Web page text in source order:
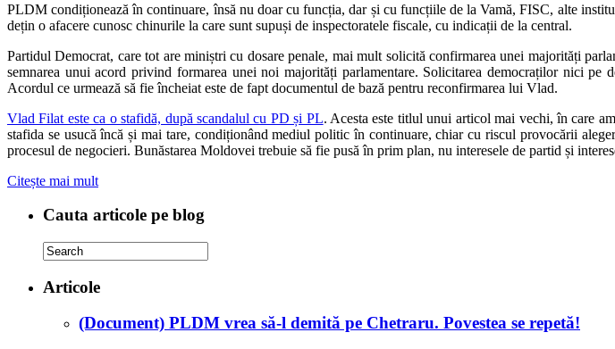
PLDM condiționează în continuare, însă nu doar cu funcția, dar și cu funcțiile de la Vamă, FISC, alte
dețin o afacere cunosc chinurile la care sunt supuși de inspectoratele fiscale, cu indicații de la central.
Partidul Democrat, care tot are miniștri cu dosare penale, mai mult solicită confirmarea unei majorități
semnarea unui acord privind formarea unei noi majorități parlamentare. Solicitarea democraților nici
Acordul ce urmează să fie încheiat este de fapt documentul de bază pentru reconfirmarea lui Vlad.
Vlad Filat este ca o stafidă, după scandalul cu PD și PL. Acesta este titlul unui articol mai vechi, în care
stafida se usucă încă și mai tare, condiționând mediul politic în continuare, chiar cu riscul provocării
procesul de negocieri. Bunăstarea Moldovei trebuie să fie pusă în prim plan, nu interesele de partid și
Citește mai mult
Cauta articole pe blog
Articole
(Document) PLDM vrea să-l demită pe Chetraru. Povestea se repetă!